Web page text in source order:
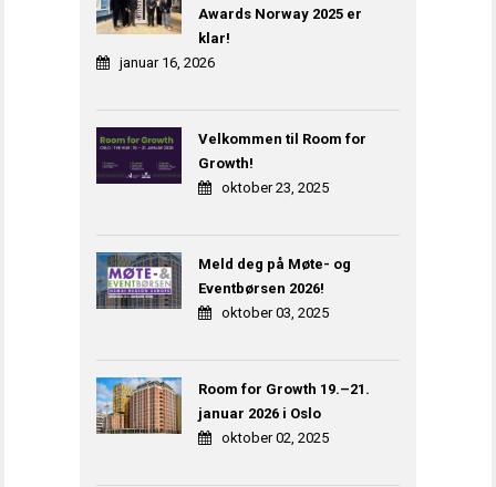
Awards Norway 2025 er
klar!
januar 16, 2026
Velkommen til Room for
Growth!
oktober 23, 2025
Meld deg på Møte- og
Eventbørsen 2026!
oktober 03, 2025
Room for Growth 19.–21.
januar 2026 i Oslo
oktober 02, 2025